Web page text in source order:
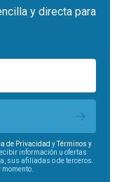
y directa para
de Privacidad yTérminos y
información u ofertas
sus afiliadas o de terceros.